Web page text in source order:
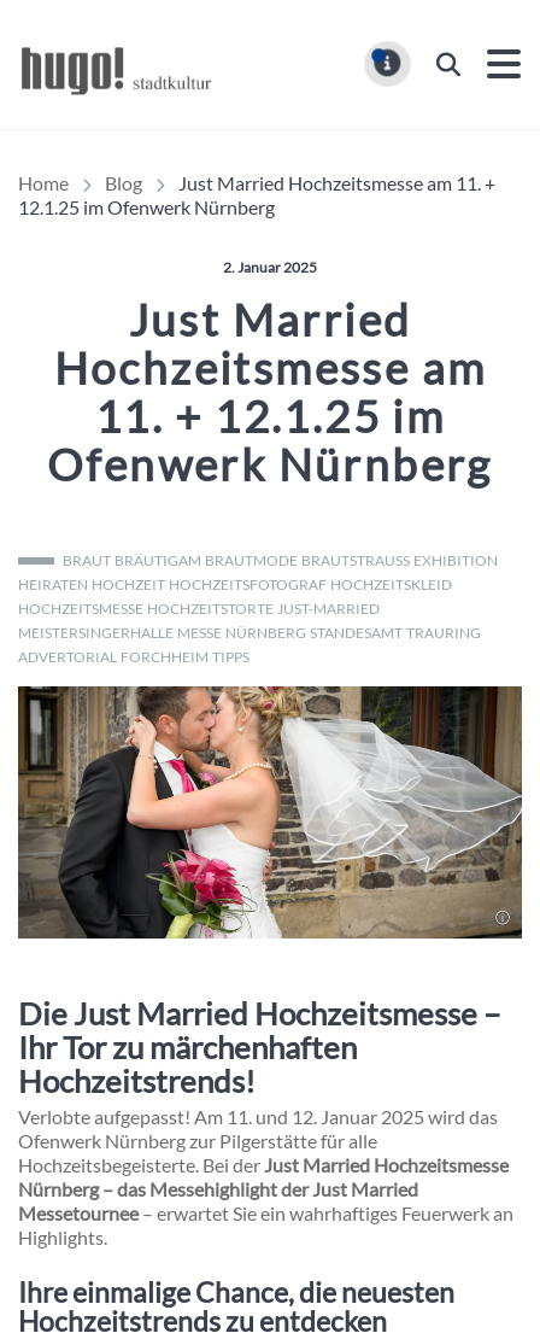
Suchen
Home Blog
Just Married Hochzeitsmesse am 11. +
12.1.25 im Ofenwerk Nürnberg
Veröffentlicht am:
2. Januar 2025
Just Married
Hochzeitsmesse am
11. + 12.1.25 im
Ofenwerk Nürnberg
BRAUT BRÄUTIGAM BRAUTMODE BRAUTSTRAUSS EXHIBITION
HEIRATEN HOCHZEIT HOCHZEITSFOTOGRAF HOCHZEITSKLEID
HOCHZEITSMESSE HOCHZEITSTORTE JUST-MARRIED
MEISTERSINGERHALLE MESSE NÜRNBERG STANDESAMT TRAURING
ADVERTORIAL FORCHHEIM TIPPS
Die Just Married Hochzeitsmesse –
Ihr Tor zu märchenhaften
Hochzeitstrends!
Verlobte aufgepasst! Am 11. und 12. Januar 2025 wird das
Ofenwerk Nürnberg zur Pilgerstätte für alle
Hochzeitsbegeisterte. Bei derJust Married Hochzeitsmesse
Nürnberg – das Messehighlight der Just Married
Messetournee– erwartet Sie ein wahrhaftiges Feuerwerk an
Highlights.
Ihre einmalige Chance, die neuesten
Hochzeitstrends zu entdecken